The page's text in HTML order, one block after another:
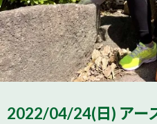
2022/04/24(日) アー